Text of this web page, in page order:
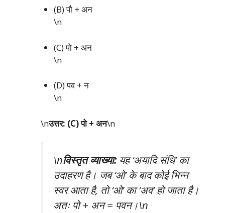
(B) पौ + अन
\n
(C) पो + अन
\n
(D) पव + न
\n
\nउत्तर: (C) पो + अन\n
\nविस्तृत व्याख्या:यह ‘अयादि संधि’ का
उदाहरण है। जब ‘ओ’ के बाद कोई भिन्न
स्वर आता है, तो ‘ओ’ का ‘अव’ हो जाता है।
अतः पो + अन = पवन।\n